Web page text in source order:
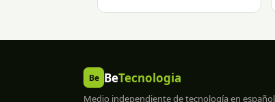
Be BeTecnologia
Medio independiente de tecnología en español